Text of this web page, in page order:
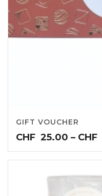
GIFT VOUCHER
CHF 25.00 – CHF